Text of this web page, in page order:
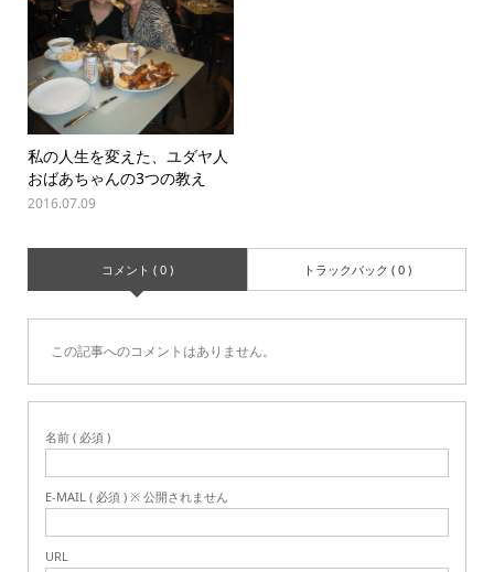
私の人生を変えた、ユダヤ人
おばあちゃんの3つの教え
2016.07.09
コメント ( 0 ) トラックバック ( 0 )
この記事へのコメントはありません。
名前 ( 必須 )
E-MAIL ( 必須 ) ※ 公開されません
URL